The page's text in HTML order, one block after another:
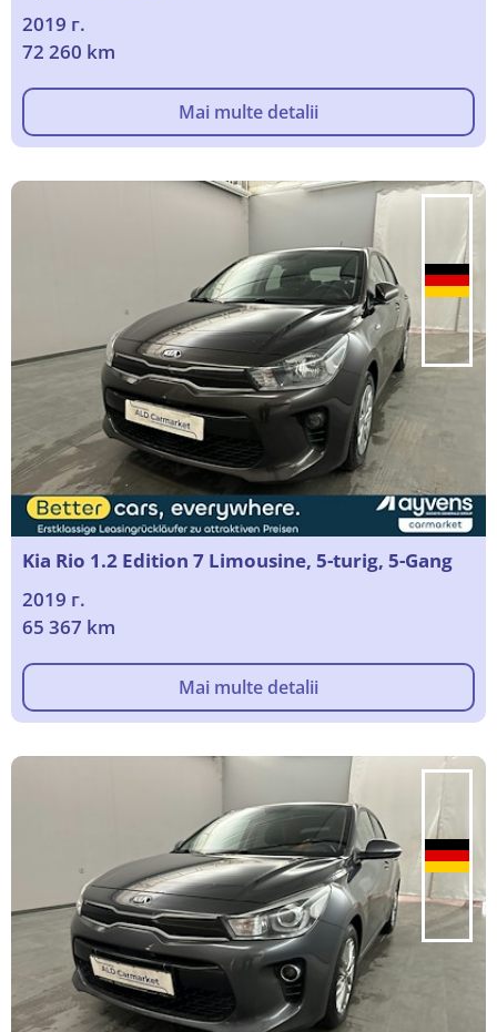
2019 г.
72 260 km
Mai multe detalii
Kia Rio 1.2 Edition 7 Limousine, 5-turig, 5-Gang
2019 г.
65 367 km
Mai multe detalii